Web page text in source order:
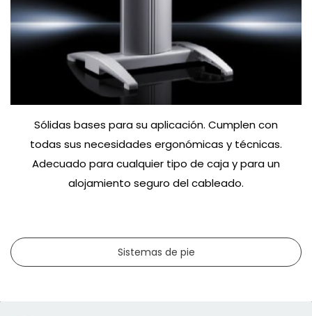
Sólidas bases para su aplicación. Cumplen con
todas sus necesidades ergonómicas y técnicas.
Adecuado para cualquier tipo de caja y para un
alojamiento seguro del cableado.
Sistemas de pie